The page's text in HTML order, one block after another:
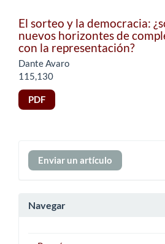
El sorteo y la democracia:
nuevos horizontes de
con la representación?
Dante Avaro
115,130
PDF
Enviar
un
Enviar un artículo
Navegar